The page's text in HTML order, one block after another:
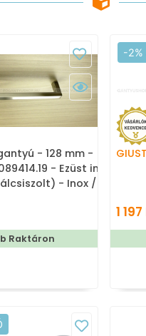
- 128 mm -
- Ezüst inox
- Inox /
gyártott fém
Raktáron
-2%
1